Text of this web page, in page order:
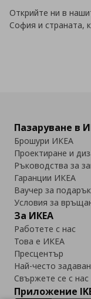
Открийте ни в
София и страната,
Пазаруване в
Брошури ИКЕА
Проектиране и
Ръководства за
Гаранции ИКЕА
Ваучер за
Условия за
За ИКЕА
Работете с нас
Това е ИКЕА
Пресцентър
Най-често
Свържете се с нас
Приложение